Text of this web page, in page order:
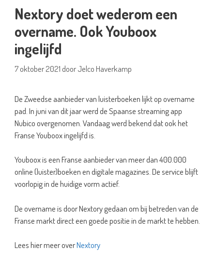
Nextory doet wederom een
overname. Ook Youboox
ingelijfd
7 oktober 2021 doorJelco Haverkamp
De Zweedse aanbieder van luisterboeken lijkt op overname
pad. In juni van dit jaar werd de Spaanse streaming app
Nubico overgenomen. Vandaag werd bekend dat ook het
Franse Youboox ingelijfd is.
Youboox is een Franse aanbieder van meer dan 400.000
online (luister)boeken en digitale magazines. De service blijft
voorlopig in de huidige vorm actief.
De overname is door Nextory gedaan om bij betreden van de
Franse markt direct een goede positie in de markt te hebben.
Lees hier meer overNextory